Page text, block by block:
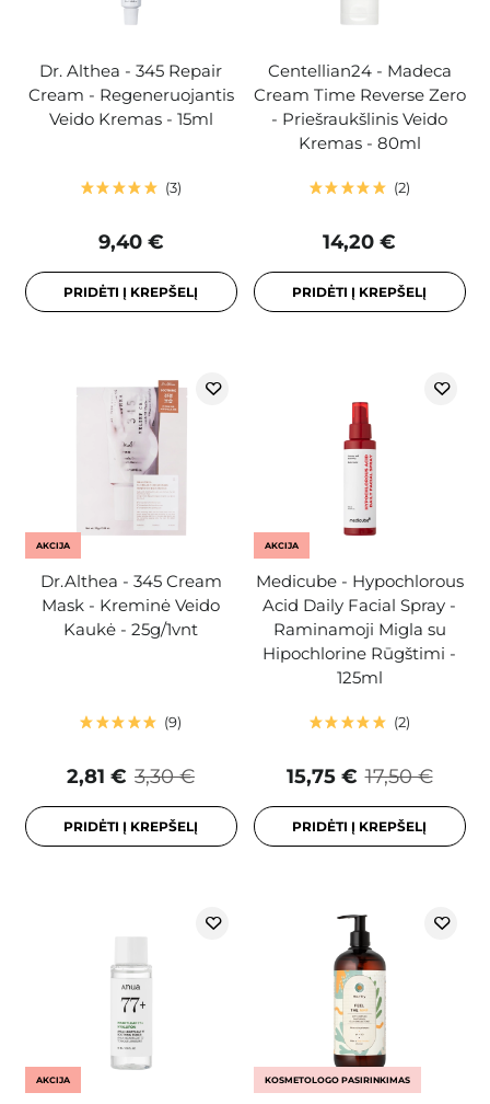
Dr. Althea - 345 Repair
Cream - Regeneruojantis
Veido Kremas - 15ml
3
9,40 €
PRIDĖTI Į KREPŠELĮ
Centellian24 - Madeca
Cream Time Reverse Zero
- Priešraukšlinis Veido
Kremas - 80ml
2
14,20 €
PRIDĖTI Į KREPŠELĮ
AKCIJA
Dr.Althea - 345 Cream
Mask - Kreminė Veido
Kaukė - 25g/1vnt
9
3,30 €
2,81 €
PRIDĖTI Į KREPŠELĮ
AKCIJA
Medicube - Hypochlorous
Acid Daily Facial Spray -
Raminamoji Migla su
Hipochlorine Rūgštimi -
125ml
2
17,50 €
15,75 €
PRIDĖTI Į KREPŠELĮ
AKCIJA KOSMETOLOGO PASIRINKIMAS